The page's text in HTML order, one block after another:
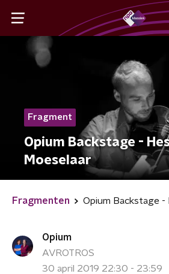
Fragment
Opium Backstage -
Moeselaar
Fragmenten Opium Backstage -
Opium
AVROTROS
30 april 2019 22:30 - 23:59